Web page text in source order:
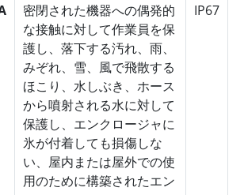
密閉された機器への偶発的
な接触に対して作業員を保
護し、落下する汚れ、雨、
みぞれ、雪、風で飛散する
ほこり、水しぶき、ホース
から噴射される水に対して
保護し、エンクロージャに
氷が付着しても損傷しな
い、屋内または屋外での使
用のために構築されたエン
IP67